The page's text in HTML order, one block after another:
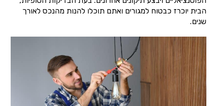
הבית יוכרז כבטוח למגורים ואתם תוכלו להנות מהנכס לאורך
שנים.